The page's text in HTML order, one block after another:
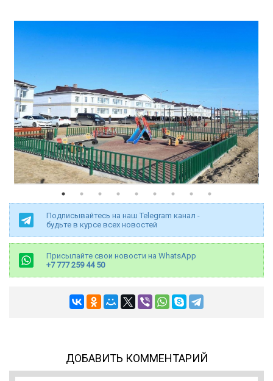
Подписывайтесь на наш Telegram канал -
будьте в курсе всех новостей
Присылайте свои новости на WhatsApp
+7 777 259 44 50
ДОБАВИТЬ КОММЕНТАРИЙ